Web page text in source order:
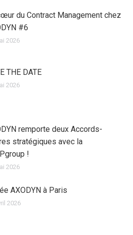
du Contract Management chez
#6
2026
THE DATE
2026
remporte deux Accords-
stratégiques avec la
!
2026
AXODYN à Paris
2026